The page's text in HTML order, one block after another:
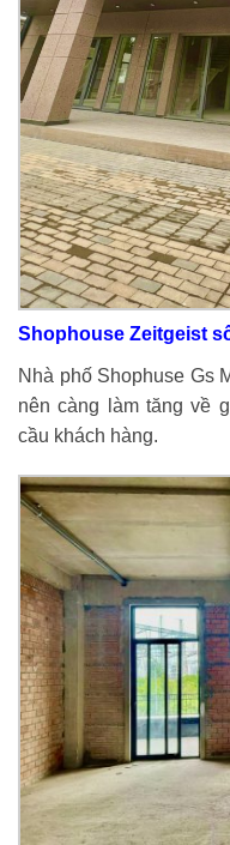
Shophouse Zeitgeist
Nhà phố Shophuse Gs
nên càng làm tăng về
cầu khách hàng.